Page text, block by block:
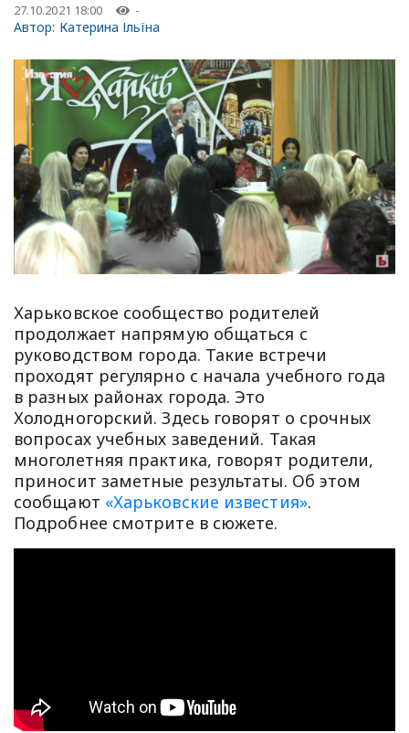
27.10.2021 18:00 -
Автор: Катерина Ільїна
Харьковское сообщество родителей
продолжает напрямую общаться с
руководством города. Такие встречи
проходят регулярно с начала учебного года
в разных районах города. Это
Холодногорский. Здесь говорят о срочных
вопросах учебных заведений. Такая
многолетняя практика, говорят родители,
приносит заметные результаты. Об этом
сообщают «Харьковские известия».
Подробнее смотрите в сюжете.